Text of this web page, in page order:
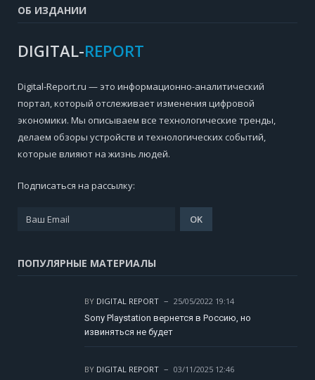
ОБ ИЗДАНИИ
DIGITAL-REPORT
Digital-Report.ru — это информационно-аналитический
портал, который отслеживает изменения цифровой
экономики. Мы описываем все технологические тренды,
делаем обзоры устройств и технологических событий,
которые влияют на жизнь людей.
Подписаться на рассылку:
ПОПУЛЯРНЫЕ МАТЕРИАЛЫ
BY DIGITAL REPORT
25/05/2022 19:14
Sony Playstation вернется в Россию, но
извиняться не будет
BY DIGITAL REPORT
03/11/2025 12:46